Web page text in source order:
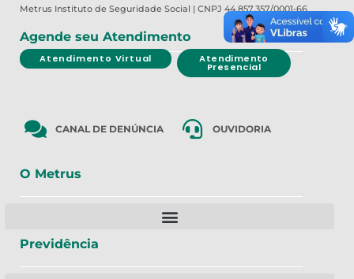
Metrus Instituto de Seguridade Social | CNPJ 44.857.357/0001-66
Agende seu Atendimento
Atendimento Virtual Atendimento
Presencial
CANAL DE DENÚNCIA OUVIDORIA
O Metrus
Previdência